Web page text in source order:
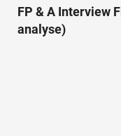
FP & A Interview
analyse)